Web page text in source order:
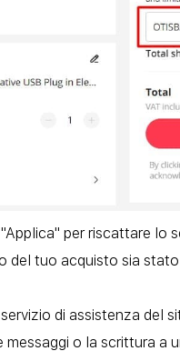
per riscattare lo
del tuo acquisto sia
di assistenza del
o la scrittura a